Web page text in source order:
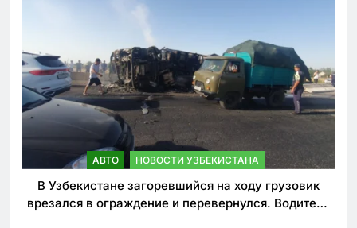
АВТО НОВОСТИ УЗБЕКИСТАНА
В Узбекистане загоревшийся на ходу грузовик
врезался в ограждение и перевернулся. Водитель